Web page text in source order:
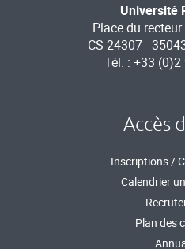
Université
Place du
CS 24307 -
Tél. : +33
Accès
Inscriptions /
Calendrier
Plan des